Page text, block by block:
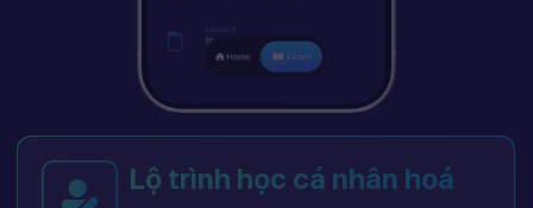
Lộ trình học cá nhân hoá